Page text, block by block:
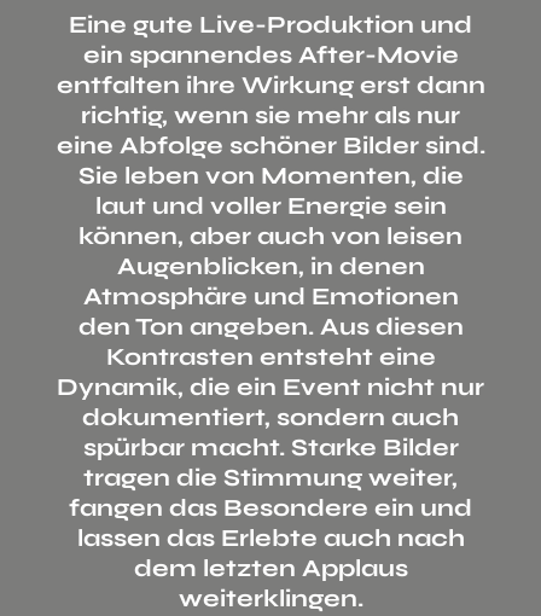
Eine gute Live-Produktion und
ein spannendes After-Movie
entfalten ihre Wirkung erst dann
richtig, wenn sie mehr als nur
eine Abfolge schöner Bilder sind.
Sie leben von Momenten, die
laut und voller Energie sein
können, aber auch von leisen
Augenblicken, in denen
Atmosphäre und Emotionen
den Ton angeben. Aus diesen
Kontrasten entsteht eine
Dynamik, die ein Event nicht nur
dokumentiert, sondern auch
spürbar macht. Starke Bilder
tragen die Stimmung weiter,
fangen das Besondere ein und
lassen das Erlebte auch nach
dem letzten Applaus
weiterklingen.